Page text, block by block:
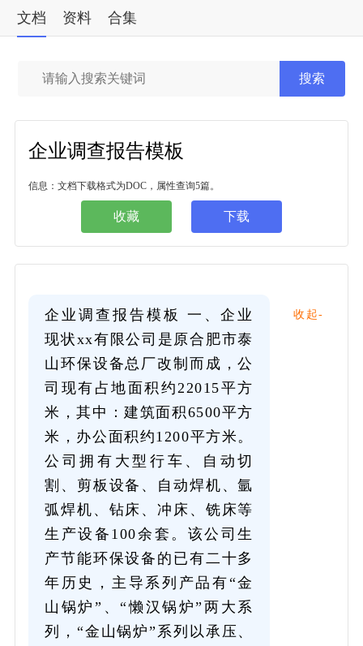
文档 资料 合集
搜索
企业调查报告模板
信息：文档下载格式为DOC，属性查询5篇。
收藏 下载
收起-
企业调查报告模板 一、企业
现状xx有限公司是原合肥市泰
山环保设备总厂改制而成，公
司现有占地面积约22015平方
米，其中：建筑面积6500平方
米，办公面积约1200平方米。
公司拥有大型行车、自动切
割、剪板设备、自动焊机、氩
弧焊机、钻床、冲床、铣床等
生产设备100余套。该公司生
产节能环保设备的已有二十多
年历史，主导系列产品有“金
山锅炉”、“懒汉锅炉”两大系
列，“金山锅炉”系列以承压、